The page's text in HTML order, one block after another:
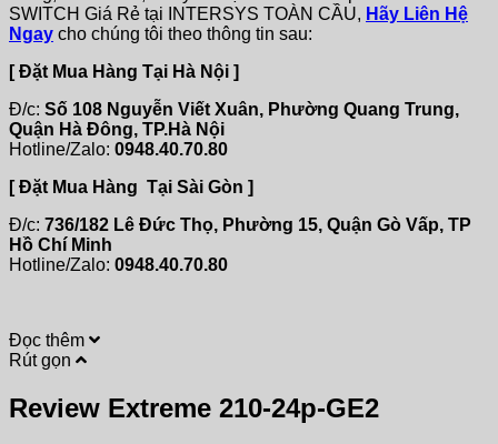
SWITCH Giá Rẻ tại INTERSYS TOÀN CẦU, Hãy Liên Hệ
Ngay cho chúng tôi theo thông tin sau:
[ Đặt Mua Hàng Tại Hà Nội ]
Đ/c: Số 108 Nguyễn Viết Xuân, Phường Quang Trung,
Quận Hà Đông, TP.Hà Nội
Hotline/Zalo: 0948.40.70.80
[ Đặt Mua Hàng Tại Sài Gòn ]
Đ/c: 736/182 Lê Đức Thọ, Phường 15, Quận Gò Vấp, TP
Hồ Chí Minh
Hotline/Zalo: 0948.40.70.80
Đọc thêm
Rút gọn
Review Extreme 210-24p-GE2